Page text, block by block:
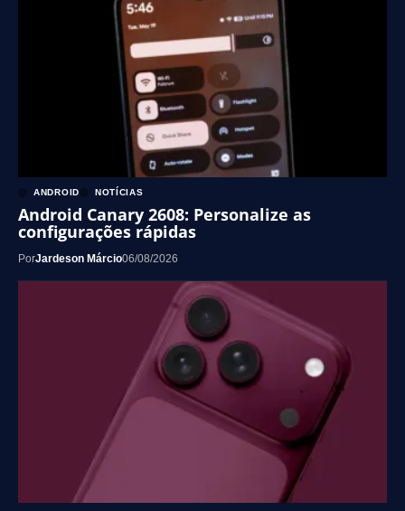
ANDROID NOTÍCIAS
Android Canary 2608: Personalize as
configurações rápidas
PorJardeson Márcio06/08/2026